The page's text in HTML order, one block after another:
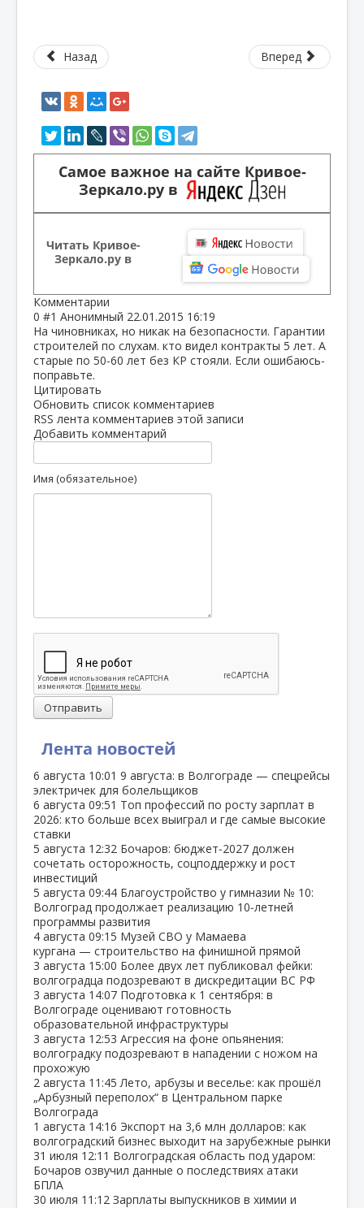
Лента новостей
6 августа 10:01 9 августа: в Волгограде — спецрейсы
электричек для болельщиков
6 августа 09:51 Топ профессий по росту зарплат в
2026: кто больше всех выиграл и где самые высокие
ставки
5 августа 12:32 Бочаров: бюджет‑2027 должен
сочетать осторожность, соцподдержку и рост
инвестиций
5 августа 09:44 Благоустройство у гимназии № 10:
Волгоград продолжает реализацию 10‑летней
программы развития
4 августа 09:15 Музей СВО у Мамаева
кургана — строительство на финишной прямой
3 августа 15:00 Более двух лет публиковал фейки:
волгоградца подозревают в дискредитации ВС РФ
3 августа 14:07 Подготовка к 1 сентября: в
Волгограде оценивают готовность
образовательной инфраструктуры
3 августа 12:53 Агрессия на фоне опьянения:
волгоградку подозревают в нападении с ножом на
прохожую
2 августа 11:45 Лето, арбузы и веселье: как прошёл
„Арбузный переполох“ в Центральном парке
Волгограда
1 августа 14:16 Экспорт на 3,6 млн долларов: как
волгоградский бизнес выходит на зарубежные рынки
31 июля 12:11 Волгоградская область под ударом:
Бочаров озвучил данные о последствиях атаки
БПЛА
30 июля 11:12 Зарплаты выпускников в химии и
Назад Вперед
Самое важное на сайте Кривое-
Зеркало.ру в
Читать Кривое-
Зеркало.ру в
Комментарии
0 #1 Анонимный 22.01.2015 16:19
На чиновниках, но никак на безопасности. Гарантии
строителей по слухам. кто видел контракты 5 лет. А
старые по 50-60 лет без КР стояли. Если ошибаюсь-
поправьте.
Цитировать
Обновить список комментариев
RSS лента комментариев этой записи
Добавить комментарий
Имя (обязательное)
Отправить